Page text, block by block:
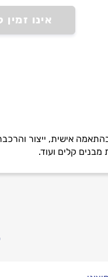
אינו
אישית, ייצור
קלים ועוד.